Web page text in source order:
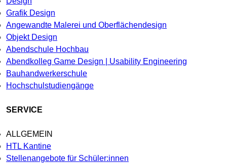
Grafik Design
Angewandte Malerei und Oberflächendesign
Objekt Design
Abendschule Hochbau
Abendkolleg Game Design | Usability Engineering
Bauhandwerkerschule
Hochschulstudiengänge
SERVICE
ALLGEMEIN
HTL Kantine
Stellenangebote für Schüler:innen